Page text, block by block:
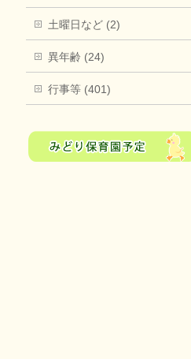
土曜日など (2)
異年齢 (24)
行事等 (401)